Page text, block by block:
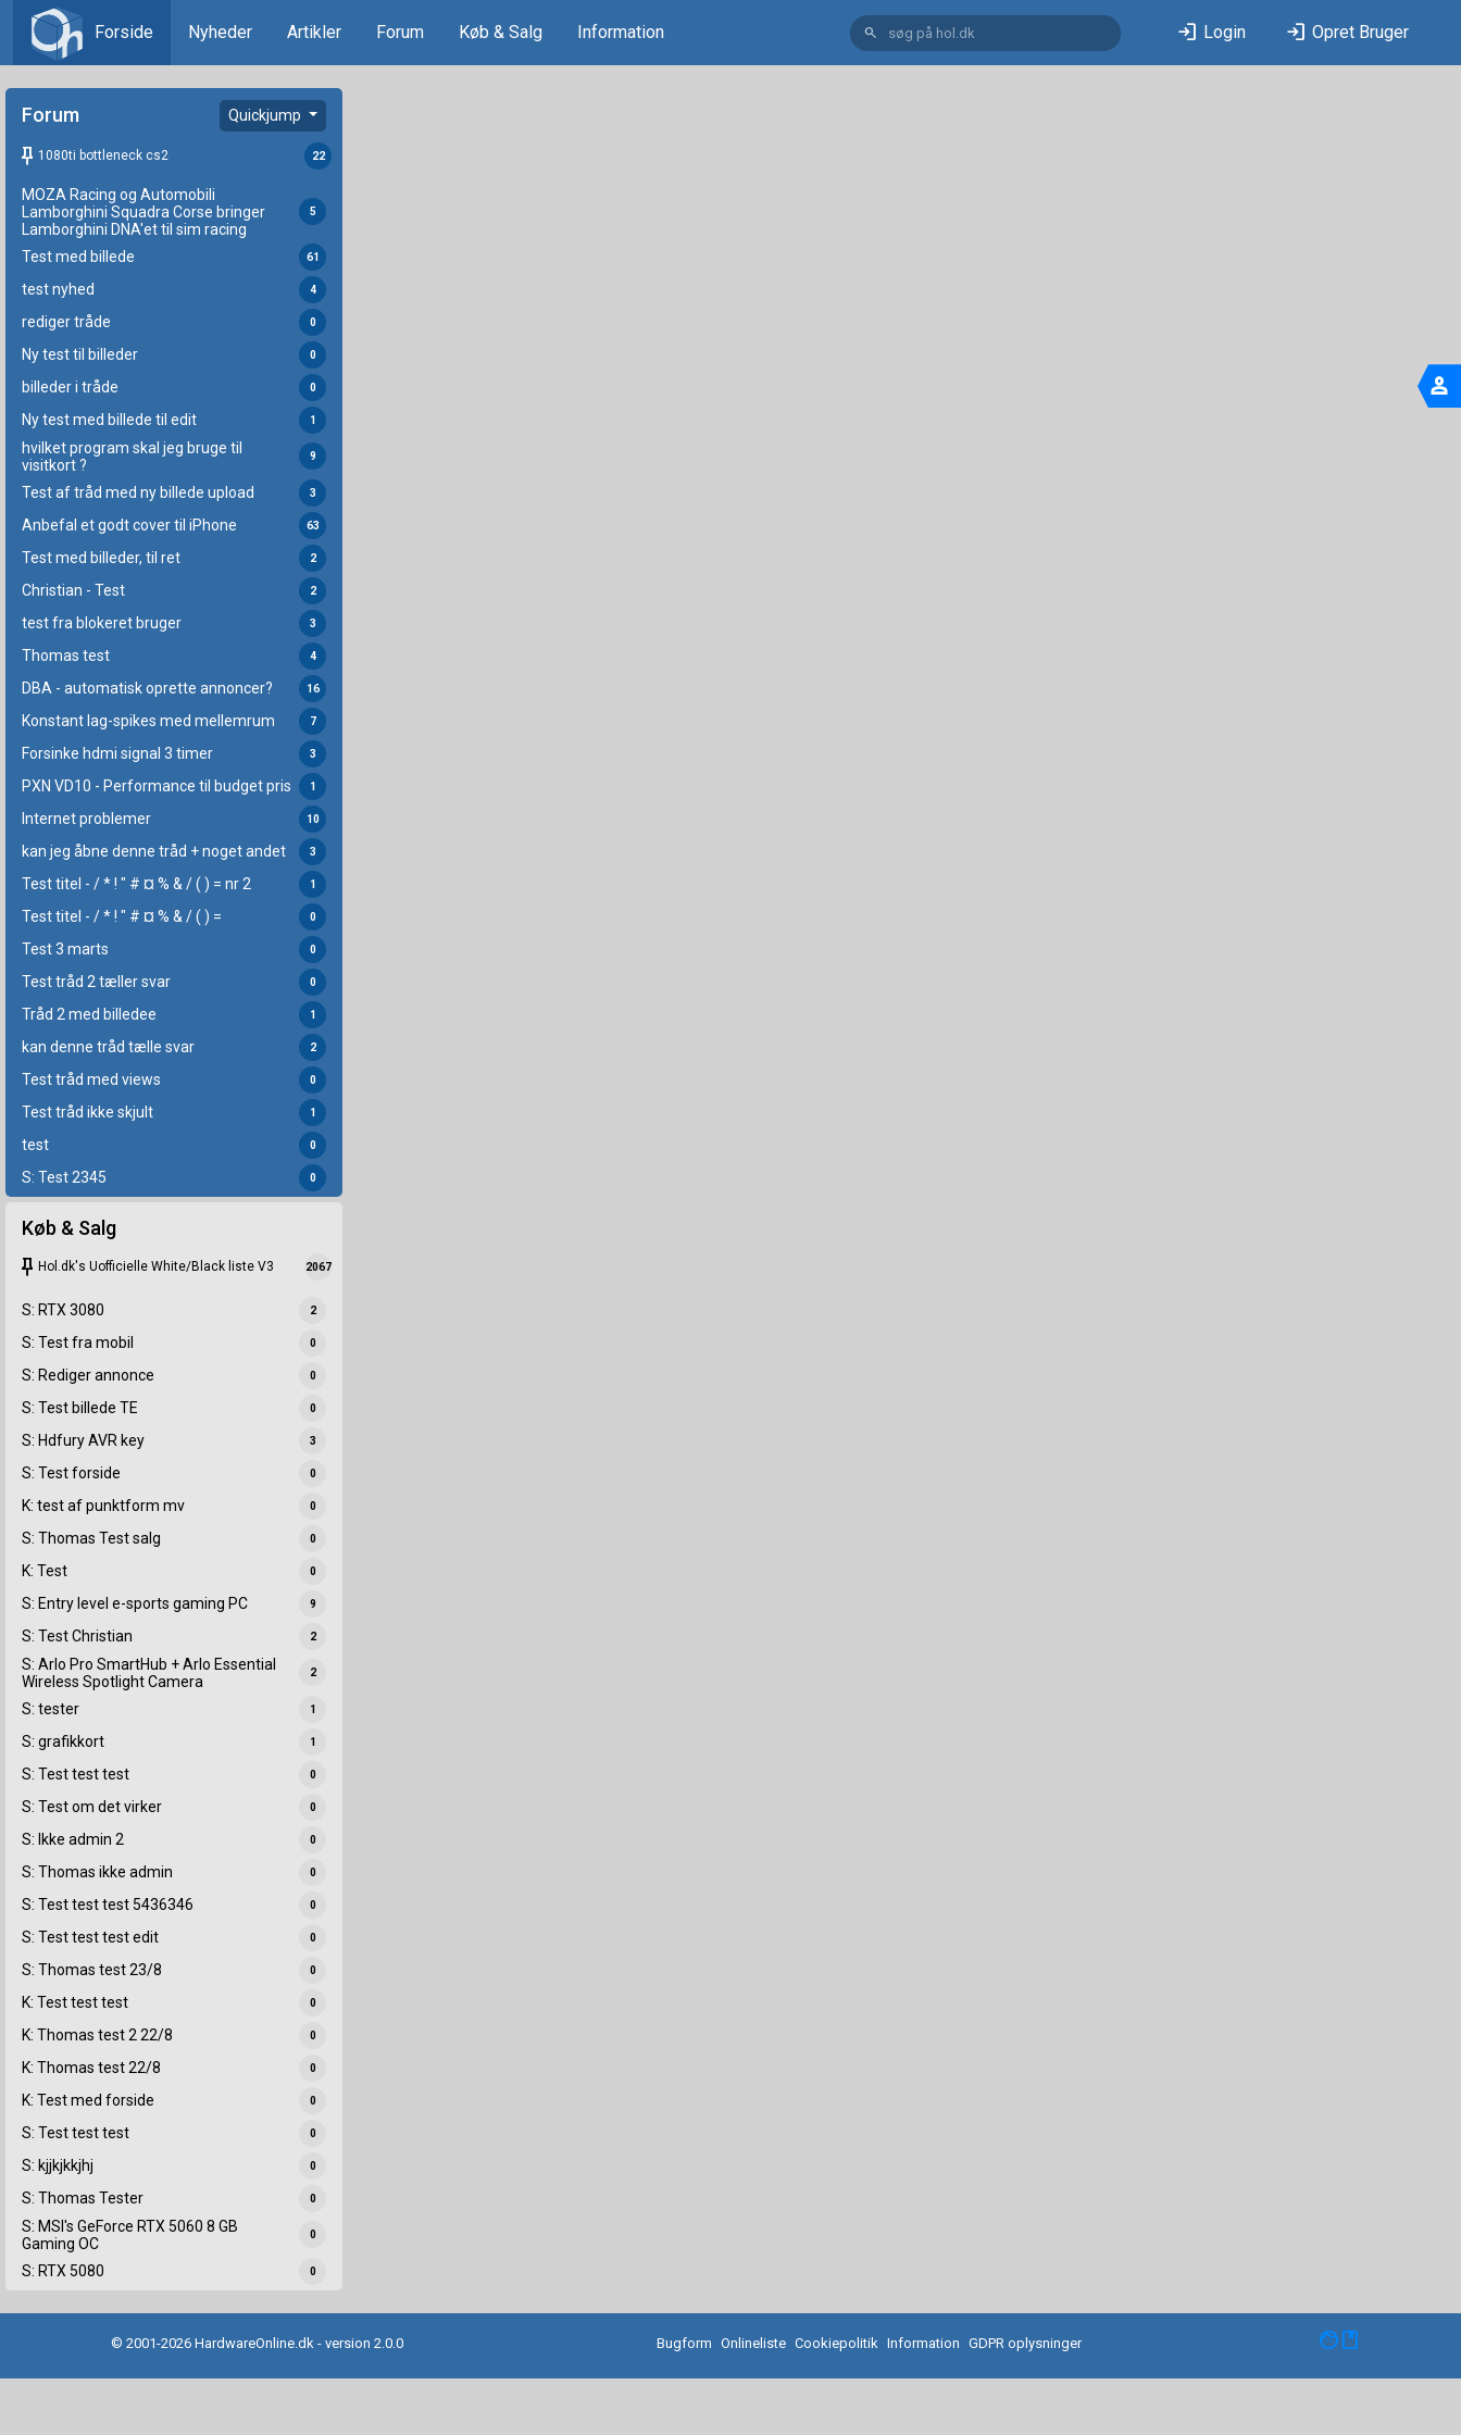
Forside Nyheder Artikler Forum Køb & Salg Information search login Login login Opret Bruger
Forum Quickjump
keep 1080ti bottleneck cs2 22
MOZA Racing og Automobili
Lamborghini Squadra Corse bringer
Lamborghini DNA'et til sim racing
5
Test med billede 61
test nyhed 4
rediger tråde 0
Ny test til billeder 0
billeder i tråde 0
Ny test med billede til edit 1
hvilket program skal jeg bruge til
visitkort ?
9
Test af tråd med ny billede upload 3
Anbefal et godt cover til iPhone 63
Test med billeder, til ret 2
Christian - Test 2
test fra blokeret bruger 3
Thomas test 4
DBA - automatisk oprette annoncer? 16
Konstant lag-spikes med mellemrum 7
Forsinke hdmi signal 3 timer 3
PXN VD10 - Performance til budget pris 1
Internet problemer 10
kan jeg åbne denne tråd + noget andet 3
Test titel - / * ! " # ¤ % & / ( ) = nr 2 1
Test titel - / * ! " # ¤ % & / ( ) = 0
Test 3 marts 0
Test tråd 2 tæller svar 0
Tråd 2 med billedee 1
kan denne tråd tælle svar 2
Test tråd med views 0
Test tråd ikke skjult 1
test 0
S: Test 2345 0
Køb & Salg
keep Hol.dk's Uofficielle White/Black liste V3 2067
S: RTX 3080 2
S: Test fra mobil 0
S: Rediger annonce 0
S: Test billede TE 0
S: Hdfury AVR key 3
S: Test forside 0
K: test af punktform mv 0
S: Thomas Test salg 0
K: Test 0
S: Entry level e-sports gaming PC 9
S: Test Christian 2
S: Arlo Pro SmartHub + Arlo Essential
Wireless Spotlight Camera
2
S: tester 1
S: grafikkort 1
S: Test test test 0
S: Test om det virker 0
S: Ikke admin 2 0
S: Thomas ikke admin 0
S: Test test test 5436346 0
S: Test test test edit 0
S: Thomas test 23/8 0
K: Test test test 0
K: Thomas test 2 22/8 0
K: Thomas test 22/8 0
K: Test med forside 0
S: Test test test 0
S: kjjkjkkjhj 0
S: Thomas Tester 0
S: MSI's GeForce RTX 5060 8 GB
Gaming OC
0
S: RTX 5080 0
person
© 2001-2026 HardwareOnline.dk - version 2.0.0 Bugform Onlineliste Cookiepolitik Information GDPR oplysninger facebook